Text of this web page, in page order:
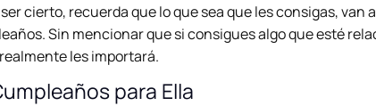
cierto, recuerda que lo que sea que les consigas, van
Sin mencionar que si consigues algo que esté
les importará.
para Ella